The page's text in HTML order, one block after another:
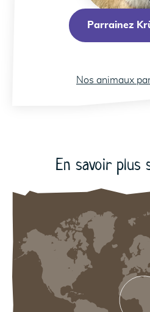
Parrainez
Nos animaux
En savoir plus